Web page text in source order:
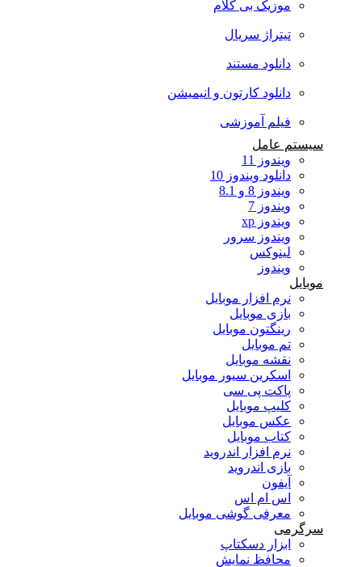
موزیک بی کلام
تیتراژ سریال
دانلود مستند
دانلود کارتون و انیمیشن
فیلم آموزشی
سیستم عامل
ویندوز 11
دانلود ویندوز 10
ویندوز 8 و 8.1
ویندوز 7
ویندوز xp
ویندوز سرور
لینوکس
ویندوز
موبایل
نرم افزار موبایل
بازی موبایل
رینگتون موبایل
تم موبایل
نقشه موبایل
اسکرین سیور موبایل
پاکت پی سی
کلیپ موبایل
عکس موبایل
کتاب موبایل
نرم افزار اندروید
بازی اندروید
آیفون
اس ام اس
معرفی گوشی موبایل
سرگرمی
ابزار دسکتاپ
محافظ نمایش